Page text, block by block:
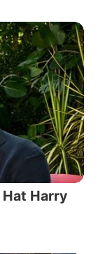
Harry